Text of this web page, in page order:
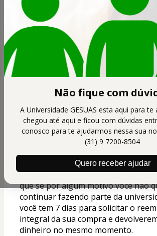
Não fique com
A Universidade GESUAS esta aqui para
chegou até aqui e ficou com dúvidas
conosco para te ajudarmos nessa sua
(31) 9 7200-8504
Quero receber ajudar
A Universidade GESUAS é um
educação continuada voltada para o
assinatura funciona com cobranças
como se fosse uma "Netflix da
você paga o valor e acessa a
GESUAS por 30 dias, neste período
fazer quantos cursos quiser e gerar
de todos que concluir.
RISCO ZERO!
Se por acaso você assinar a
GESUAS e ficar insatisfeito você tem
incondicional na sua
assinatura, isso significa
que se por algum motivo você não
continuar fazendo parte da
você tem 7 dias para solicitar o
integral da sua compra e
dinheiro no mesmo momento.